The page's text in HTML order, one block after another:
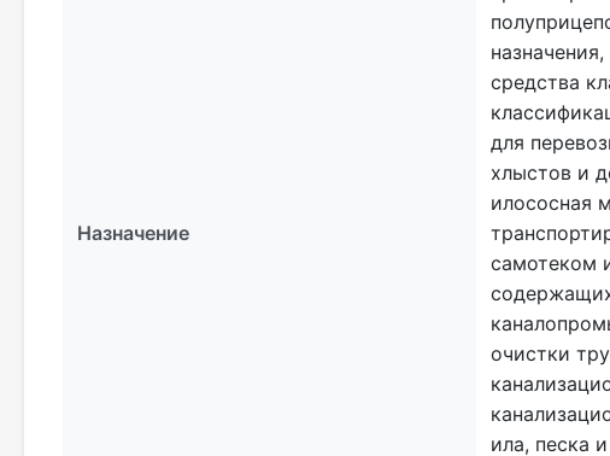
Назначение
средства
для
хлыстов и
илососная
самотеком
очистки
ила, песка